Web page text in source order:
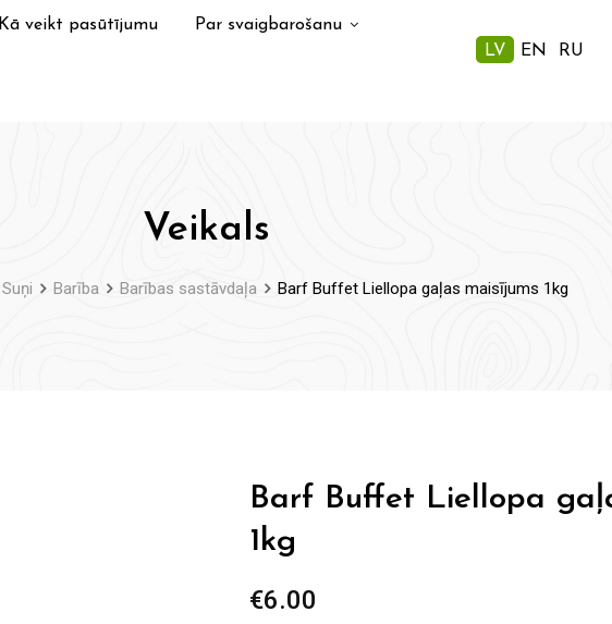
Kā veikt pasūtījumu Par svaigbarošanu
LV EN RU
Veikals
Suņi Barība Barības sastāvdaļa Barf Buffet Liellopa gaļas maisījums 1kg
Barf Buffet Liellopa
1kg
€6.00